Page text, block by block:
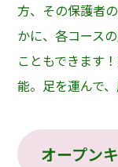
方、その保護者
かに、各コース
こともできます
能。足を運んで
オープン